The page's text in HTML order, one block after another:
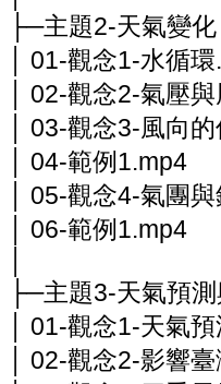
│ ├─主題2-天氣變化
│ │ 01-觀念1-水循
│ │ 02-觀念2-氣壓
│ │ 03-觀念3-風向
│ │ 04-範例1.mp4
│ │ 05-觀念4-氣團
│ │ 06-範例1.mp4
│ ├─主題3-天氣預
│ │ 01-觀念1-天氣
│ │ 02-觀念2-影響